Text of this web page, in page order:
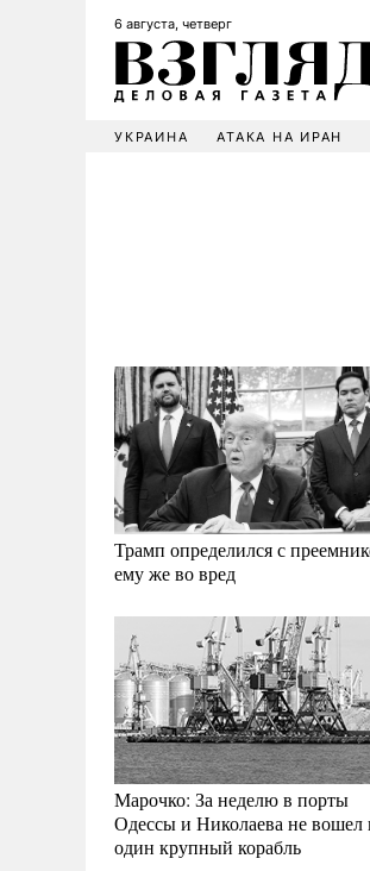
6 августа, четверг
УКРАИНА АТАКА НА ИРАН
Трамп определился с
ему же во вред
Марочко: За неделю в порты
Одессы и Николаева не вошел
один крупный корабль